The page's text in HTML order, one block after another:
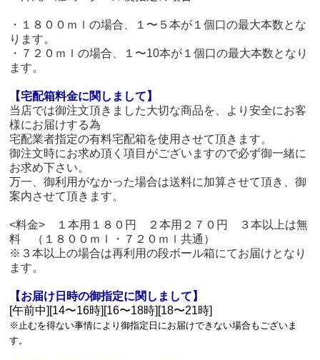
・１８００ｍｌの場合、１〜５本が１個口の最大本数とな
ります。
・７２０ｍｌの場合、１〜10本が１個口の最大本数となり
ます。
【宅配箱料金に関しまして】
当店では御注文頂きました大切な商品を、より安全にお客
様にお届けする為
宅配業者指定の有料宅配箱を使用させて頂きます。
御注文時にお求め頂く項目がございますので必ず御一緒に
お求め下さい。
万一、御利用がなかった場合は送料に加算させて頂き、御
案内させて頂きます。
<料金> １本用１８０円 ２本用２７０円 ３本以上は無
料 （１８００ｍｌ・７２０ｍｌ共通）
※３本以上の場合は再利用の段ボール箱にてお届けとなり
ます。
【お届け日時の御指定に関しまして】
[午前中][14〜16時][16〜18時][18〜21時]
※止むを得ない事情により御指定日にお届けできない場合もございま
す。